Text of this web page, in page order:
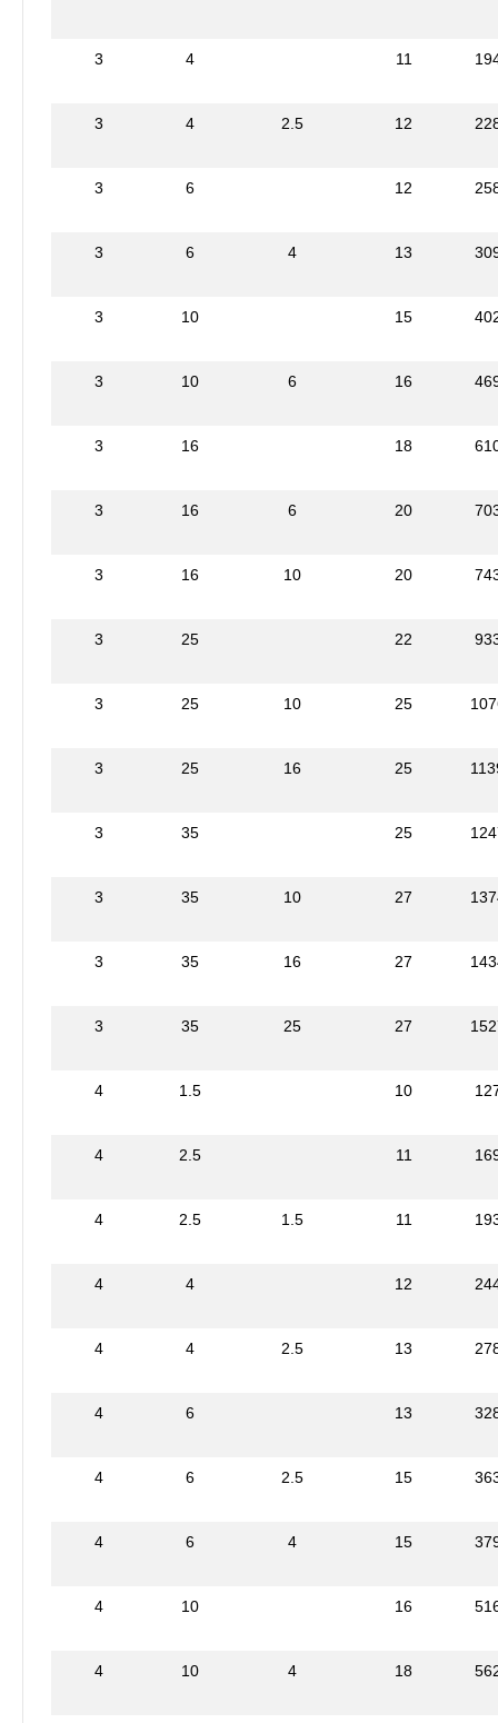
3 4 11
3 4 2.5 12
3 6 12
3 6 4 13
3 10 15
3 10 6 16
3 16 18
3 16 6 20
3 16 10 20
3 25 22
3 25 10 25
3 25 16 25
3 35 25
3 35 10 27
3 35 16 27
3 35 25 27
4 1.5 10
4 2.5 11
4 2.5 1.5 11
4 4 12
4 4 2.5 13
4 6 13
4 6 2.5 15
4 6 4 15
4 10 16
4 10 4 18